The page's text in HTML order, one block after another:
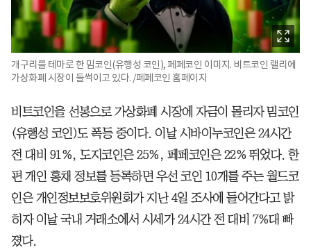
개구리를 테마로 한 밈코인(유행성 코인), 페페코인 이미지. 비트코인 랠리에
가상화폐 시장이 들썩이고 있다. /페페코인 홈페이지
비트코인을 선봉으로 가상화폐 시장에 자금이 몰리자 밈코인
(유행성 코인)도 폭등 중이다. 이날 시바이누코인은 24시간
전 대비 91%, 도지코인은 25%, 페페코인은 22% 뛰었다. 한
편 개인 홍채 정보를 등록하면 우선 코인 10개를 주는 월드코
인은 개인정보보호위원회가 지난 4일 조사에 들어간다고 밝
히자 이날 국내 거래소에서 시세가 24시간 전 대비 7%대 빠
졌다.